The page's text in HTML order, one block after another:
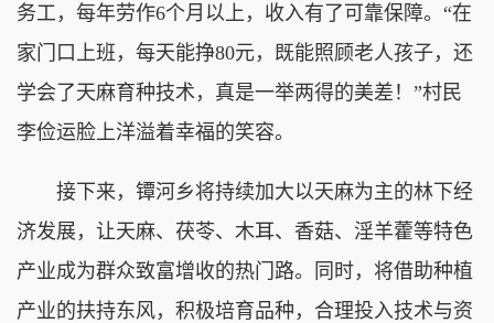
务工，每年劳作6个月以上，收入有了可靠保障。“在
家门口上班，每天能挣80元，既能照顾老人孩子，还
学会了天麻育种技术，真是一举两得的美差！”村民
李俭运脸上洋溢着幸福的笑容。
接下来，镡河乡将持续加大以天麻为主的林下经
济发展，让天麻、茯苓、木耳、香菇、淫羊藿等特色
产业成为群众致富增收的热门路。同时，将借助种植
产业的扶持东风，积极培育品种，合理投入技术与资